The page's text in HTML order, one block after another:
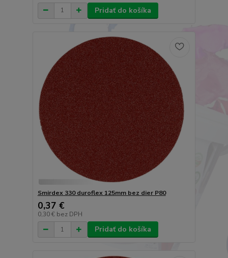
Pridať do košíka
Smirdex 330 duroflex 125mm bez dier P80
0,37 €
0,30 € bez DPH
Pridať do košíka